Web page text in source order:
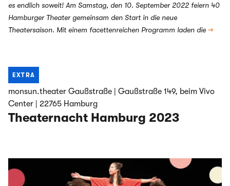
es endlich soweit! Am Samstag, den 10. September 2022 feiern 40
Hamburger Theater gemeinsam den Start in die neue
Theatersaison. Mit einem facettenreichen Programm laden die →
EXTRA
monsun.theater Gaußstraße | Gaußstraße 149, beim Vivo
Center | 22765 Hamburg
Theaternacht Hamburg 2023